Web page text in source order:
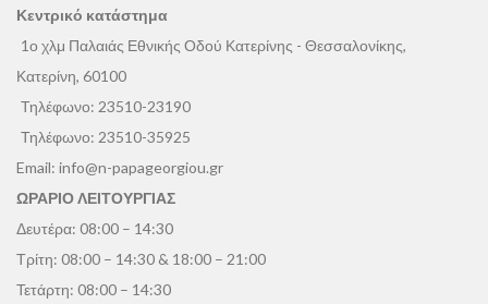
Κεντρικό κατάστημα
1ο χλμ Παλαιάς Εθνικής Οδού Κατερίνης - Θεσσαλονίκης,
Κατερίνη, 60100
Τηλέφωνο: 23510-23190
Τηλέφωνο: 23510-35925
Email: info@n-papageorgiou.gr
ΩΡΑΡΙΟ ΛΕΙΤΟΥΡΓΙΑΣ
Δευτέρα: 08:00 – 14:30
Τρίτη: 08:00 – 14:30 & 18:00 – 21:00
Τετάρτη: 08:00 – 14:30